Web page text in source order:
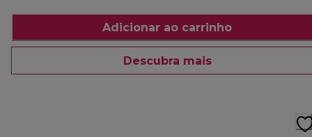
Adicionar ao carrinho
Descubra mais